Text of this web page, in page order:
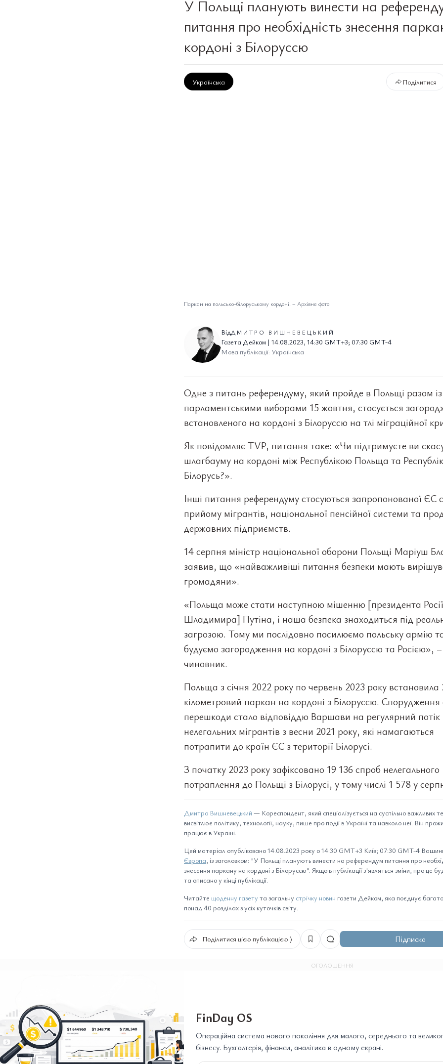
У Польщі планують винести на
питання про необхідність знесення
кордоні з Білоруссю
Українська Поділитися
Паркан на польсько-білоруському кордоні. – Архівне фото
ВідДМИТРО ВИШНЕВЕЦЬКИЙ
Газета Дейком | 14.08.2023, 14:30 GMT+3; 07:30 GMT-4
Мова публікації: Українська
Одне з питань референдуму, який пройде в Польщі разом із
парламентськими виборами 15 жовтня, стосується
встановленого на кордоні з Білоруссю на тлі міграційної
Як повідомляє TVP, питання таке: «Чи підтримуєте ви
шлагбауму на кордоні між Республікою Польща та
Білорусь?».
Інші питання референдуму стосуються запропонованої ЄС
прийому мігрантів, національної пенсійної системи та
державних підприємств.
14 серпня міністр національної оборони Польщі Маріуш
заявив, що «найважливіші питання безпеки мають
громадяни».
«Польща може стати наступною мішенню [президента Росії
Шладимира] Путіна, і наша безпека знаходиться під
загрозою. Тому ми послідовно посилюємо польську армію
будуємо загородження на кордоні з Білоруссю та Росією»,
чиновник.
Польща з січня 2022 року по червень 2023 року встановила
кілометровий паркан на кордоні з Білоруссю. Спорудження
перешкоди стало відповіддю Варшави на регулярний потік
нелегальних мігрантів з весни 2021 року, які намагаються
потрапити до країн ЄС з території Білорусі.
З початку 2023 року зафіксовано 19 136 спроб нелегального
потраплення до Польщі з Білорусі, у тому числі 1 578 у
Дмитро Вишневецький — Кореспондент, який спеціалізується на суспільно важливих
висвітлює політику, технології, науку, пише про події в Україні та навколо неї. Він
працює в Україні.
Цей матеріал опубліковано 14.08.2023 року о 14:30 GMT+3 Київ; 07:30 GMT-4
Європа, із заголовком: "У Польщі планують винести на референдум питання про
знесення паркану на кордоні з Білоруссю". Якщо в публікації з'являться зміни, про це
та описано у кінці публікації.
Читайте щоденну газету та загальну стрічку новин газети Дейком, яка поєднує багато
понад 40 розділах з усіх куточків світу.
Поділитися цією публікацією ⟩ Підписка
ОГОЛОШЕННЯ
FinDay OS
Операційна система нового покоління для малого, середнього та
бізнесу. Бухгалтерія, фінанси, аналітика в одному екрані.